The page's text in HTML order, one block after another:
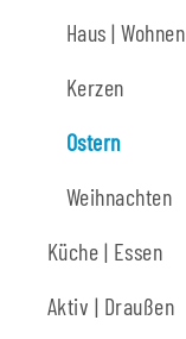
Haus | Wohnen
Kerzen
Ostern
Weihnachten
Küche | Essen
Aktiv | Draußen